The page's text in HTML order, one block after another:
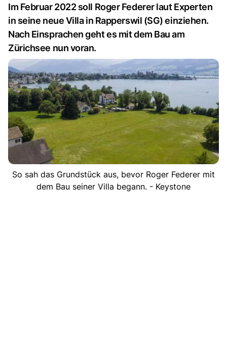
Im Februar 2022 soll Roger Federer laut Experten
in seine neue Villa in Rapperswil (SG) einziehen.
Nach Einsprachen geht es mit dem Bau am
Zürichsee nun voran.
So sah das Grundstück aus, bevor Roger Federer mit
dem Bau seiner Villa begann. - Keystone